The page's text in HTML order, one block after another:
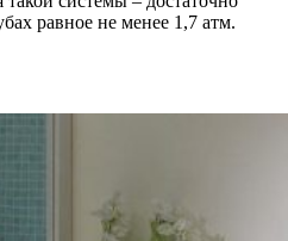
равное не менее 1,7 атм.